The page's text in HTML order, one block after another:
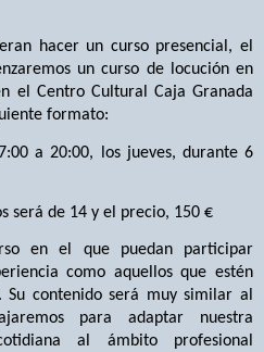
hacer un curso presencial, el
un curso de locución en
el Centro Cultural Caja Granada
formato:
a 20:00, los jueves, durante 6
será de 14 y el precio, 150 €
en el que puedan participar
como aquellos que estén
Su contenido será muy similar al
para adaptar nuestra
al ámbito profesional